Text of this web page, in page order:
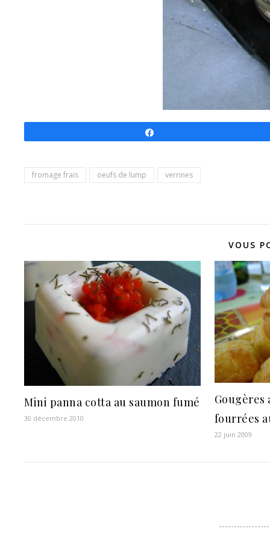
fromage frais oeufs de lump verrines
VOUS
Mini panna cotta au saumon fumé
30 décembre 2010
Gougères
fourrées
22 juin 2009